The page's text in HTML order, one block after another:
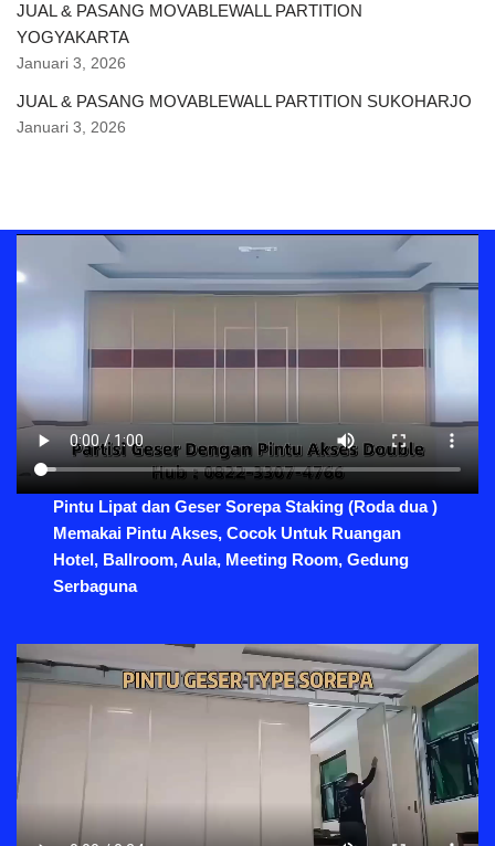
JUAL & PASANG MOVABLEWALL PARTITION
YOGYAKARTA
Januari 3, 2026
JUAL & PASANG MOVABLEWALL PARTITION SUKOHARJO
Januari 3, 2026
Pintu Lipat dan Geser Sorepa Staking (Roda dua )
Memakai Pintu Akses, Cocok Untuk Ruangan
Hotel, Ballroom, Aula, Meeting Room, Gedung
Serbaguna